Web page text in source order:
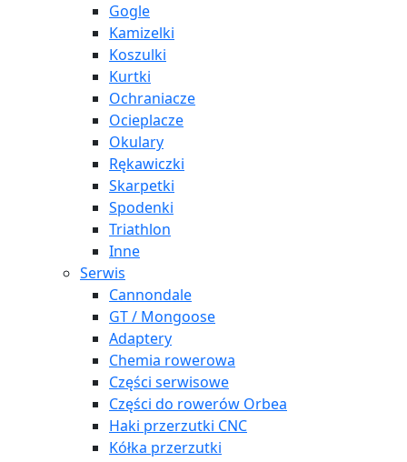
Gogle
Kamizelki
Koszulki
Kurtki
Ochraniacze
Ocieplacze
Okulary
Rękawiczki
Skarpetki
Spodenki
Triathlon
Inne
Serwis
Cannondale
GT / Mongoose
Adaptery
Chemia rowerowa
Części serwisowe
Części do rowerów Orbea
Haki przerzutki CNC
Kółka przerzutki